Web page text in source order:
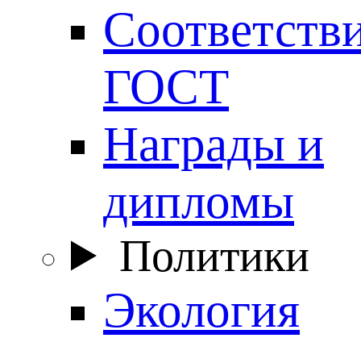
ГОСТ
Награды и
дипломы
Политики
Экология